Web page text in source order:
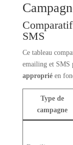
SMS
Ce tableau
emailing et SMS
appropriéen
Type de
campagne